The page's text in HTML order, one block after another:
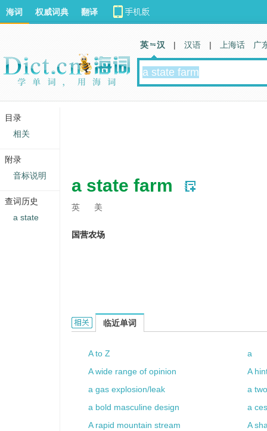
a state farm
英 美
国营农场
a state farm的相关资料：
临近单词
A to Z
a
A wide range of opinion
A
a gas explosion/leak
a
a bold masculine design
a
A rapid mountain stream
A
海词 权威词典 翻译
英 汉 | 汉语 | 上海话 广
目录
相关
附录
音标说明
查词历史
a state